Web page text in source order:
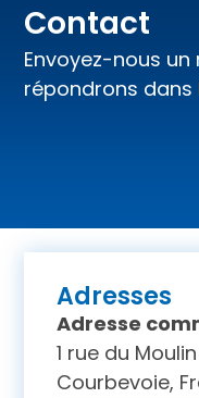
Contact
Envoyez-nous
répondrons dans
Adresses
Adresse
1 rue du
Courbevoie,